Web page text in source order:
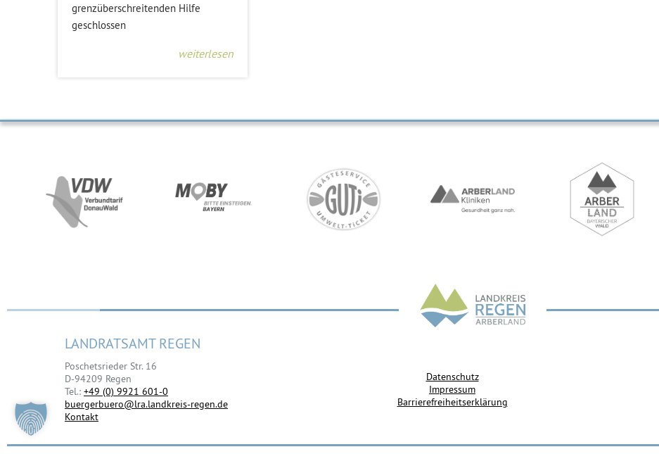
grenzüberschreitenden Hilfe
geschlossen
weiterlesen
LANDRATSAMT REGEN
Poschetsrieder Str. 16
D-94209 Regen
Tel.: +49 (0) 9921 601-0
buergerbuero@lra.landkreis-regen.de
Kontakt
Datenschutz
Impressum
Barrierefreiheitserklärung